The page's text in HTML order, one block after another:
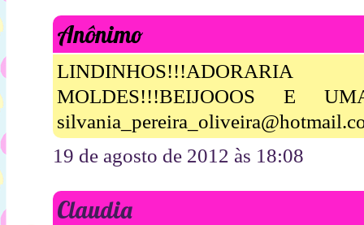
Anônimo
MOLDES!!!BEIJOOOS E
19 de agosto de 2012 às 18:08
Claudia